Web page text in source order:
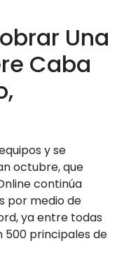
Una
Caba
y se
octubre, que
continúa
por medio de
ya entre todas
500 principales de